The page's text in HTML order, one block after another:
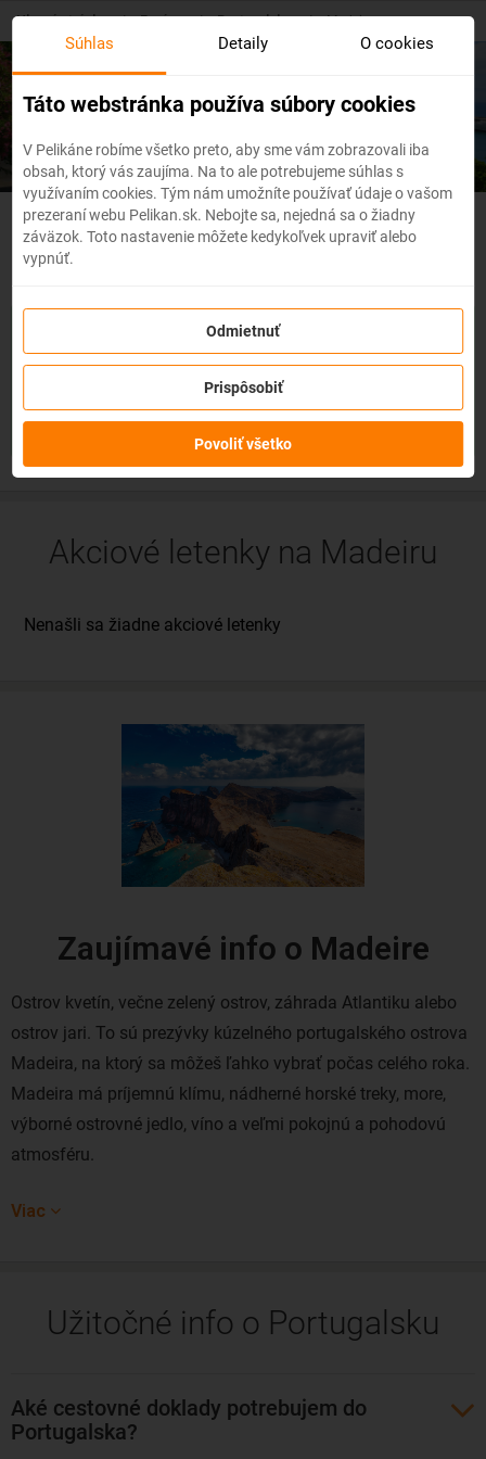
Skip
main
content
Hlavná stránka / Európa / Portugalsko / Madeira
Lacné letenkyMadeira
Portugalsko - Flexibilné letenky
zmena z akéhokoľvek dôvodu
letenky do 3 dní pred odletombez udania dôvodu!Po
zakúpení služby získate na zmenu údajov na letenke k
dispozíciikredit vo výške až 80% ceny z rezervácie.Službu si
môžete zakúpiť priamo pri procese rezervácie letenky.
Akciové letenky na Madeiru
Zaujímavé info o Madeire
Ostrov kvetín, večne zelený ostrov, záhrada Atlantiku alebo
ostrov jari. To sú prezývky kúzelného portugalského ostrova
Madeira, na ktorý sa môžeš ľahko vybrať počas celého roka.
Madeira má príjemnú klímu, nádherné horské treky, more,
výborné ostrovné jedlo, víno a veľmi pokojnú a pohodovú
atmosféru.
skutočne sa je na čo tešiť – Madeira vyzerá po celý rok ako
jedna zakvitnutá záhrada a žije tu množstvo motýľov,
Hlavným mestom Madeiry je Funchal. Nájdete tu jedno z
najkrajších botanických záhrad na svete, ale aj mnoho
Viac
Užitočné info o Portugalsku
Aké cestovné doklady potrebujem do
Portugalska?
Súhlas Detaily O cookies
Táto webstránka používa súbory cookies
V Pelikáne robíme všetko preto, aby sme vám zobrazovali iba
obsah, ktorý vás zaujíma. Na to ale potrebujeme súhlas s
využívaním cookies. Tým nám umožníte používať údaje o vašom
prezeraní webu Pelikan.sk. Nebojte sa, nejedná sa o žiadny
záväzok. Toto nastavenie môžete kedykoľvek upraviť alebo
vypnúť.
Odmietnuť
Prispôsobiť
Povoliť všetko